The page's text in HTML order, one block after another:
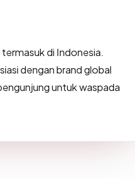
di Indonesia.
dengan brand global
untuk waspada